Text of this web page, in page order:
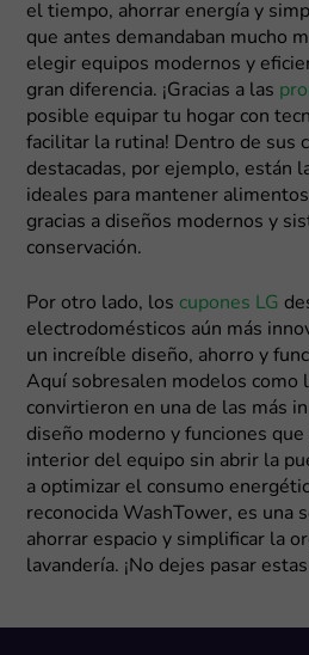
el tiempo, ahorrar energía y
que antes demandaban mucho
elegir equipos modernos y
gran diferencia. ¡Gracias a las
posible equipar tu hogar con
facilitar la rutina! Dentro de sus
destacadas, por ejemplo, están
ideales para mantener
gracias a diseños modernos y
conservación.
Por otro lado, los cupones LG
electrodomésticos aún más
un increíble diseño, ahorro y
Aquí sobresalen modelos como
convirtieron en una de las más
diseño moderno y funciones
interior del equipo sin abrir la
a optimizar el consumo
reconocida WashTower, es una
ahorrar espacio y simplificar la
lavandería. ¡No dejes pasar